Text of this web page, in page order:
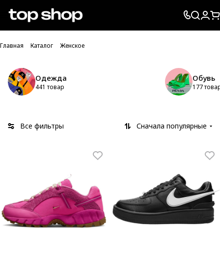
Проверка хлебных крошек
Главная Каталог Женское
Одежда
441 товар
Обувь
177
Все фильтры Сначала популярные